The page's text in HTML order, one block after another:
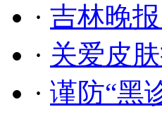
· 吉林晚
· 关爱皮
· 谨防“黑